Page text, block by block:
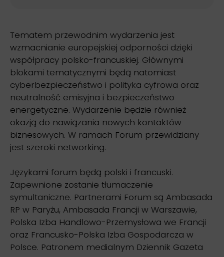
Tematem przewodnim wydarzenia jest
wzmacnianie europejskiej odporności dzięki
współpracy polsko-francuskiej. Głównymi
blokami tematycznymi będą natomiast
cyberbezpieczeństwo i polityka cyfrowa oraz
neutralność emisyjna i bezpieczeństwo
energetyczne. Wydarzenie będzie również
okazją do nawiązania nowych kontaktów
biznesowych. W ramach Forum przewidziany
jest szeroki networking.
Językami forum będą polski i francuski.
Zapewnione zostanie tłumaczenie
symultaniczne. Partnerami Forum są Ambasada
RP w Paryżu, Ambasada Francji w Warszawie,
Polska Izba Handlowo-Przemysłowa we Francji
oraz Francusko-Polska Izba Gospodarcza w
Polsce. Patronem medialnym Dziennik Gazeta